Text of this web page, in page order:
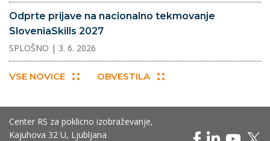
Odprte prijave na nacionalno tekmovanje
SloveniaSkills 2027
SPLOŠNO | 3. 6. 2026
VSE NOVICE OBVESTILA
Center RS za poklicno izobraževanje,
Kajuhova 32 U, Ljubljana